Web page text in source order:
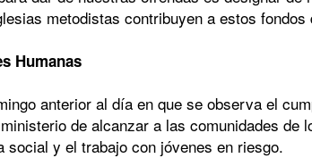
metodistas contribuyen a estos
Humanas
anterior al día en que se observa el
de alcanzar a las comunidades de
social y el trabajo con jóvenes en riesgo.